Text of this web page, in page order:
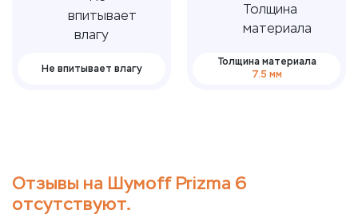
Не впитывает влагу
Толщина материала
7.5 мм
Отзывы на Шумoff Prizma 6
отсутствуют.